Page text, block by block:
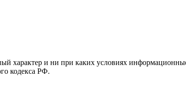
характер и ни при каких условиях
кодекса РФ.